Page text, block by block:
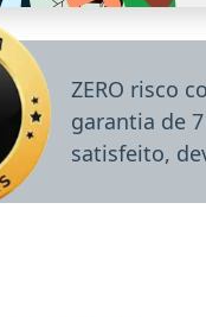
ZERO risco
garantia de
satisfeito,